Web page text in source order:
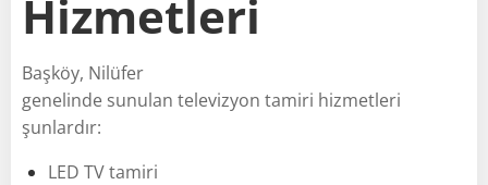
Hizmetleri
Başköy, Nilüfer
genelinde sunulan televizyon tamiri hizmetleri
şunlardır:
LED TV tamiri